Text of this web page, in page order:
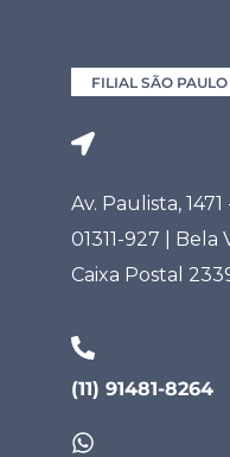
FILIAL SÃO PAULO
Av. Paulista, 1471
01311-927 | Bela
Caixa Postal
(11) 91481-8264